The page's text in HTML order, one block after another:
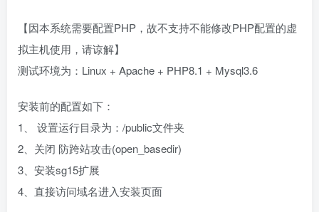
【因本系统需要配置PHP，故不支持不能修改PHP配置的虚
拟主机使用，请谅解】
测试环境为：Linux + Apache + PHP8.1 + Mysql3.6
安装前的配置如下：
1、 设置运行目录为：/public文件夹
2、关闭 防跨站攻击(open_basedir)
3、安装sg15扩展
4、直接访问域名进入安装页面